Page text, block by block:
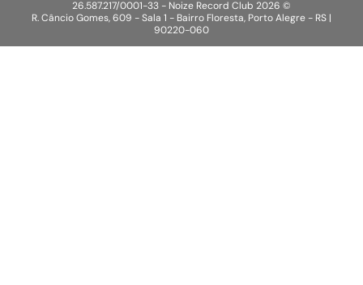
26.587.217/0001-33 - Noize Record Club 2026 ©
R. Câncio Gomes, 609 - Sala 1 - Bairro Floresta, Porto Alegre - RS |
90220-060